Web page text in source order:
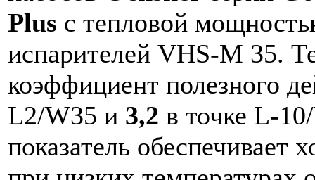
Plus с тепловой
испарителей VHS-M 35.
коэффициент полезного
L2/W35 и 3,2 в точке L-
показатель